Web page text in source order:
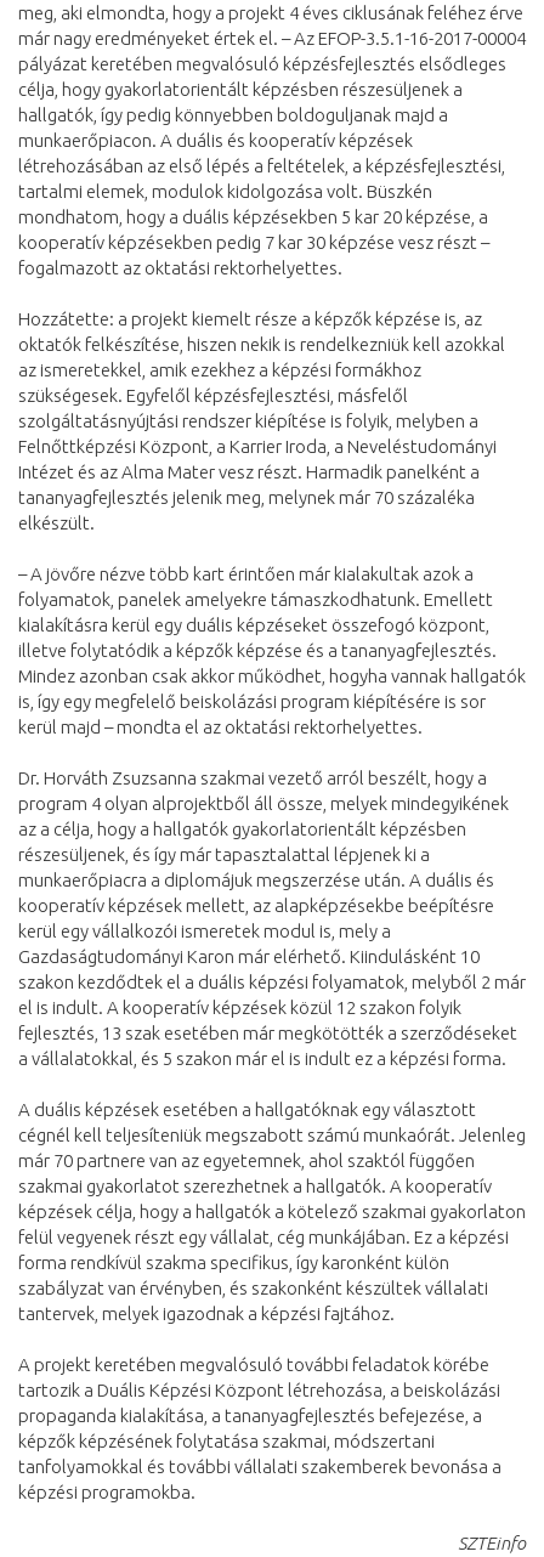
meg, aki elmondta, hogy a projekt 4 éves ciklusának feléhez érve
már nagy eredményeket értek el. – Az EFOP-3.5.1-16-2017-00004
pályázat keretében megvalósuló képzésfejlesztés elsődleges
célja, hogy gyakorlatorientált képzésben részesüljenek a
hallgatók, így pedig könnyebben boldoguljanak majd a
munkaerőpiacon. A duális és kooperatív képzések
létrehozásában az első lépés a feltételek, a képzésfejlesztési,
tartalmi elemek, modulok kidolgozása volt. Büszkén
mondhatom, hogy a duális képzésekben 5 kar 20 képzése, a
kooperatív képzésekben pedig 7 kar 30 képzése vesz részt –
fogalmazott az oktatási rektorhelyettes.
Hozzátette: a projekt kiemelt része a képzők képzése is, az
oktatók felkészítése, hiszen nekik is rendelkezniük kell azokkal
az ismeretekkel, amik ezekhez a képzési formákhoz
szükségesek. Egyfelől képzésfejlesztési, másfelől
szolgáltatásnyújtási rendszer kiépítése is folyik, melyben a
Felnőttképzési Központ, a Karrier Iroda, a Neveléstudományi
Intézet és az Alma Mater vesz részt. Harmadik panelként a
tananyagfejlesztés jelenik meg, melynek már 70 százaléka
elkészült.
– A jövőre nézve több kart érintően már kialakultak azok a
folyamatok, panelek amelyekre támaszkodhatunk. Emellett
kialakításra kerül egy duális képzéseket összefogó központ,
illetve folytatódik a képzők képzése és a tananyagfejlesztés.
Mindez azonban csak akkor működhet, hogyha vannak hallgatók
is, így egy megfelelő beiskolázási program kiépítésére is sor
kerül majd – mondta el az oktatási rektorhelyettes.
Dr. Horváth Zsuzsanna szakmai vezető arról beszélt, hogy a
program 4 olyan alprojektből áll össze, melyek mindegyikének
az a célja, hogy a hallgatók gyakorlatorientált képzésben
részesüljenek, és így már tapasztalattal lépjenek ki a
munkaerőpiacra a diplomájuk megszerzése után. A duális és
kooperatív képzések mellett, az alapképzésekbe beépítésre
kerül egy vállalkozói ismeretek modul is, mely a
Gazdaságtudományi Karon már elérhető. Kiindulásként 10
szakon kezdődtek el a duális képzési folyamatok, melyből 2 már
el is indult. A kooperatív képzések közül 12 szakon folyik
fejlesztés, 13 szak esetében már megkötötték a szerződéseket
a vállalatokkal, és 5 szakon már el is indult ez a képzési forma.
A duális képzések esetében a hallgatóknak egy választott
cégnél kell teljesíteniük megszabott számú munkaórát. Jelenleg
már 70 partnere van az egyetemnek, ahol szaktól függően
szakmai gyakorlatot szerezhetnek a hallgatók. A kooperatív
képzések célja, hogy a hallgatók a kötelező szakmai gyakorlaton
felül vegyenek részt egy vállalat, cég munkájában. Ez a képzési
forma rendkívül szakma specifikus, így karonként külön
szabályzat van érvényben, és szakonként készültek vállalati
tantervek, melyek igazodnak a képzési fajtához.
A projekt keretében megvalósuló további feladatok körébe
tartozik a Duális Képzési Központ létrehozása, a beiskolázási
propaganda kialakítása, a tananyagfejlesztés befejezése, a
képzők képzésének folytatása szakmai, módszertani
tanfolyamokkal és további vállalati szakemberek bevonása a
képzési programokba.
SZTEinfo